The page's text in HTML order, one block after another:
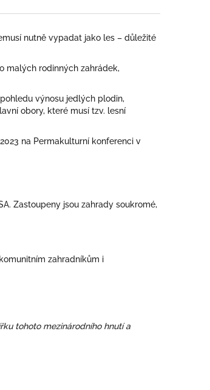
nutně vypadat jako les – důležité
malých rodinných zahrádek,
výnosu jedlých plodin,
obory, které musí tzv. lesní
na Permakulturní konferenci v
Zastoupeny jsou zahrady soukromé,
zahradníkům i
tohoto mezinárodního hnutí a